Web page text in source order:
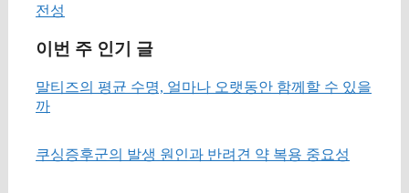
전성
이번 주 인기 글
말티즈의 평균 수명, 얼마나 오랫동안 함께할 수 있을
까
쿠싱증후군의 발생 원인과 반려견 약 복용 중요성